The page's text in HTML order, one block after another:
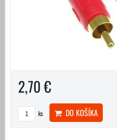
2,70 €
ks DO KOŠÍKA